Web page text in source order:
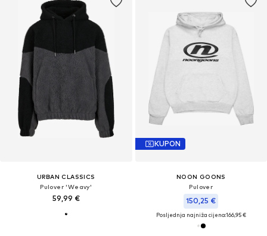
URBAN CLASSICS
Pulover 'Weavy'
59,99 €
KUPON
NOON GOONS
Pulover
150,25 €
Posljednja najniža cijena:166,95 €